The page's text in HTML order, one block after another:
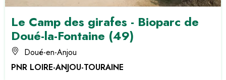
Le Camp des girafes - Bioparc de
Doué-la-Fontaine (49)
Doué-en-Anjou
PNR LOIRE-ANJOU-TOURAINE